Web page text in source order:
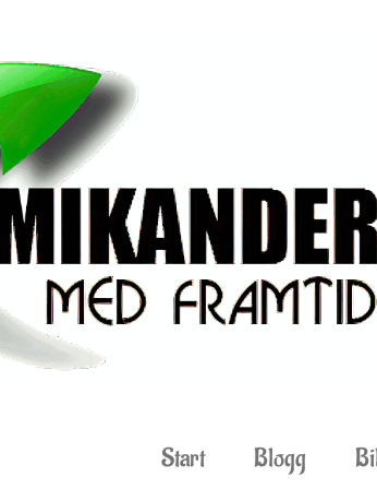
Start Blogg